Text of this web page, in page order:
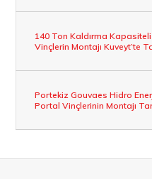
140 Ton Kaldırma
Vinçlerin Montajı Kuveyt’te
Portekiz Gouvaes Hidro
Portal Vinçlerinin Montajı